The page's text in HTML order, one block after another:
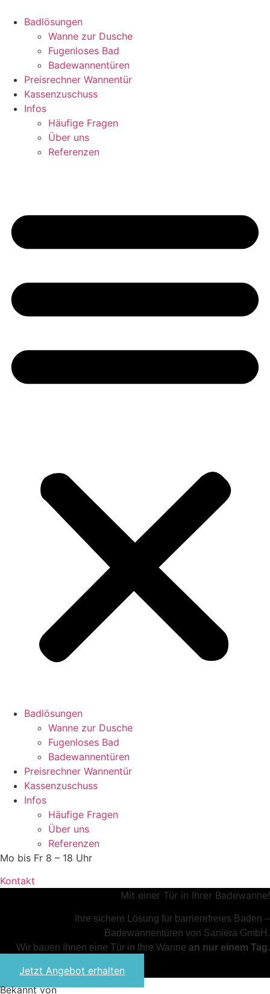
Inhalt
springen
Badlösungen
Wanne zur Dusche
Fugenloses Bad
Badewannentüren
Preisrechner Wannentür
Kassenzuschuss
Infos
Häufige Fragen
Über uns
Referenzen
Badlösungen
Wanne zur Dusche
Fugenloses Bad
Badewannentüren
Preisrechner Wannentür
Kassenzuschuss
Infos
Häufige Fragen
Über uns
Referenzen
Mo bis Fr 8 – 18 Uhr
Kontakt
Mit einer Tür in Ihrer Badewanne!
Ihre sichere Lösung für barrierefreies Baden –
Badewannentüren von Saniera GmbH.
Wir bauen Ihnen eine Tür in Ihre Wanne an nur einem Tag.
Jetzt Angebot erhalten
Bekannt von